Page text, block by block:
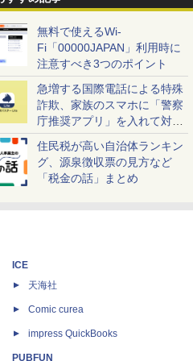
無料で使えるWi-
Fi「00000JAPAN」利用時に
注意すべき3つのポイント
急増する国際電話による特殊
詐欺、家族のスマホに「警察
庁推奨アプリ」を入れて対策
しよう！
住民税が高い自治体ランキン
グ、源泉徴収票の見方など
「税金の話」まとめ
ICE
天海社
Comic curea
impress QuickBooks
PUBFUN